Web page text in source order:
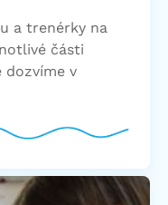
a trenérky na
části
dozvíme v